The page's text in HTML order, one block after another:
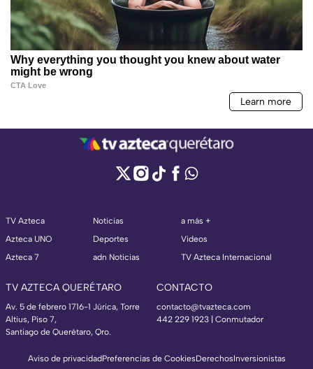
TV Azteca
Azteca UNO
Azteca 7
Noticias
Deportes
adn Noticias
a más +
Videos
TV Azteca Internacional
TV AZTECA QUERÉTARO
Av. 5 de febrero 1716-1 Júrica, Torre
Altius, Piso 7,
Santiago de Querétaro, Qro.
CONTACTO
contacto@tvazteca.com
442 229 1923 | Conmutador
Aviso de privacidadPreferencias de CookiesDerechosInversionistas